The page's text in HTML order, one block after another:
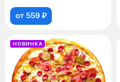
от 559 ₽
НОВИНКА